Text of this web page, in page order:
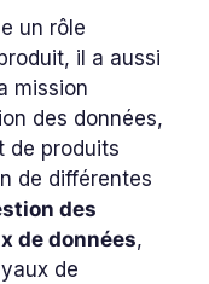
un rôle
il a aussi
mission
des données,
de produits
de différentes
des
de données,
de